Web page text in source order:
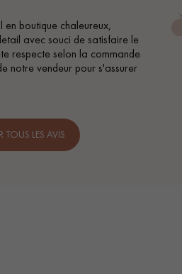
fluides. Je recommande
TOUS LES AVIS